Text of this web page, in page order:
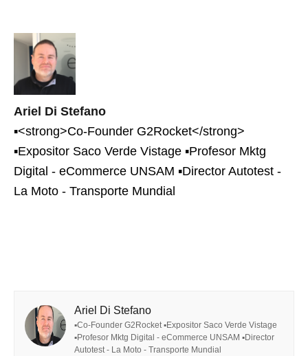
Ariel Di Stefano
▪<strong>Co-Founder G2Rocket</strong>
▪Expositor Saco Verde Vistage ▪Profesor Mktg
Digital - eCommerce UNSAM ▪Director Autotest -
La Moto - Transporte Mundial
Ariel Di Stefano
▪Co-Founder G2Rocket ▪Expositor Saco Verde Vistage
▪Profesor Mktg Digital - eCommerce UNSAM ▪Director
Autotest - La Moto - Transporte Mundial